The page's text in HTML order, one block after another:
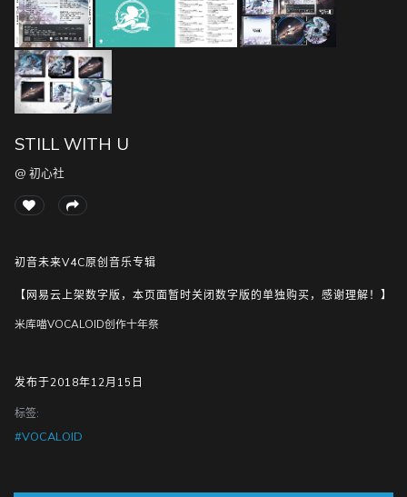
随
便
听
听
STILL WITH U
@ 初心社
初音未来V4C原创音乐专辑
【网易云上架数字版，本页面暂时关闭数字版的单独购买，感谢理解！】
米库喵VOCALOID创作十年祭
发布于2018年12月15日
标签:
#VOCALOID